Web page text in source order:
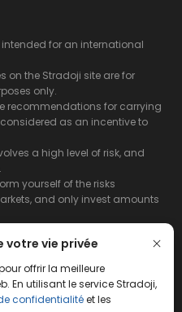
votre vie privée
offrir la meilleure
En utilisant le service Stradoji,
confidentialitéet les
for an international
on the Stradoji site are for
only.
recommendations for carrying
as an incentive to
a high level of risk, and
yourself of the risks
and only invest amounts
the results or the
the information contained on
its publishing company
that may be made of this
that may result therefrom.